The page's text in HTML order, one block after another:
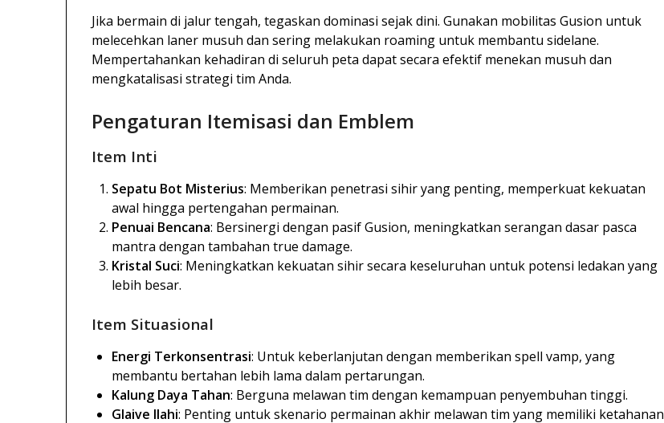
Jika bermain di jalur tengah, tegaskan dominasi sejak dini. Gunakan mobilitas Gusion untuk
melecehkan laner musuh dan sering melakukan roaming untuk membantu sidelane.
Mempertahankan kehadiran di seluruh peta dapat secara efektif menekan musuh dan
mengkatalisasi strategi tim Anda.
Pengaturan Itemisasi dan Emblem
Item Inti
Sepatu Bot Misterius: Memberikan penetrasi sihir yang penting, memperkuat kekuatan
awal hingga pertengahan permainan.
Penuai Bencana: Bersinergi dengan pasif Gusion, meningkatkan serangan dasar pasca
mantra dengan tambahan true damage.
Kristal Suci: Meningkatkan kekuatan sihir secara keseluruhan untuk potensi ledakan yang
lebih besar.
Item Situasional
Energi Terkonsentrasi: Untuk keberlanjutan dengan memberikan spell vamp, yang
membantu bertahan lebih lama dalam pertarungan.
Kalung Daya Tahan: Berguna melawan tim dengan kemampuan penyembuhan tinggi.
Glaive Ilahi: Penting untuk skenario permainan akhir melawan tim yang memiliki ketahanan